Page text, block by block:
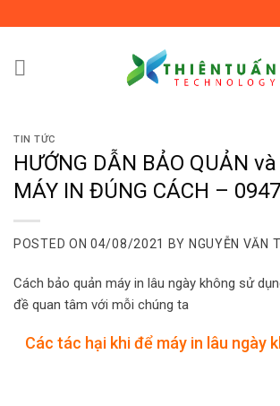
to
TIN TỨC
HƯỚNG DẪN BẢO QUẢN
MÁY IN ĐÚNG CÁCH –
POSTED ON 04/08/2021 BY NGUYỄN VĂN
Cách bảo quản máy in lâu ngày không sử
đề quan tâm với mỗi chúng ta
Các tác hại khi để máy in lâu ngày